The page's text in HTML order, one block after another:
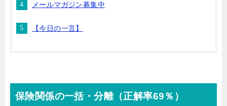
メールマガジン募集中
【今日の一言】
保険関係の一括・分離（正解率69％）